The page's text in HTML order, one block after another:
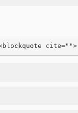
cite="">